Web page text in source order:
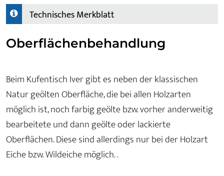
Technisches Merkblatt
Oberflächenbehandlung
Beim Kufentisch Iver gibt es neben der klassischen
Natur geölten Oberfläche, die bei allen Holzarten
möglich ist, noch farbig geölte bzw. vorher anderweitig
bearbeitete und dann geölte oder lackierte
Oberflächen. Diese sind allerdings nur bei der Holzart
Eiche bzw. Wildeiche möglich. .